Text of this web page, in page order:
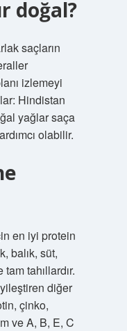
doğal?
saçların
izlemeyi
Hindistan
yağlar saça
olabilir.
en iyi protein
balık, süt,
tahıllardır.
diğer
çinko,
ve A, B, E, C